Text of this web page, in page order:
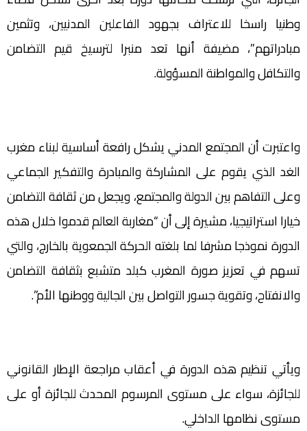
وطنيا راسخا للاعتراف بجهود الفاعلين المدنيين، وتثمين
مبادراتهم”، مضيفة أنها تعد منبرا لترسيخ قيم التضامن
والتكافل والمواطنة المسؤولة.
واعتبرت أن المجتمع المدني يشكل رافعة أساسية لبناء مغرب
الغد الذي يقوم على المشاركة والمبادرة والتفكير الجماعي
وعلى التفاهم بين الدولة والمجتمع، ويجعل من ثقافة التضامن
خيارا استراتيجيا، مشيرة إلى أن “مغاربة العالم قدموا خلال هذه
الدورة نموذجا مشرفا لما بلغته الحركة الجمعوية بالخارج، والتي
تسهم في تعزيز صورة المغرب كبلد متشبع بثقافة التضامن
والانفتاح، وتقوية جسور التواصل بين الجالية ووطنها الأم”.
ويأتي تنظيم هذه الدورة في أعقاب مراجعة الإطار القانوني
للجائزة، سواء على مستوى المرسوم المحدث للجائزة أو على
مستوى نظامها الداخلي.